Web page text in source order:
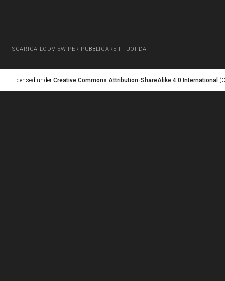
SCARICA LODVIEW PER PUBBLICARE I TUOI DATI
Licensed under Creative Commons Attribution-ShareAlike 4.0 International